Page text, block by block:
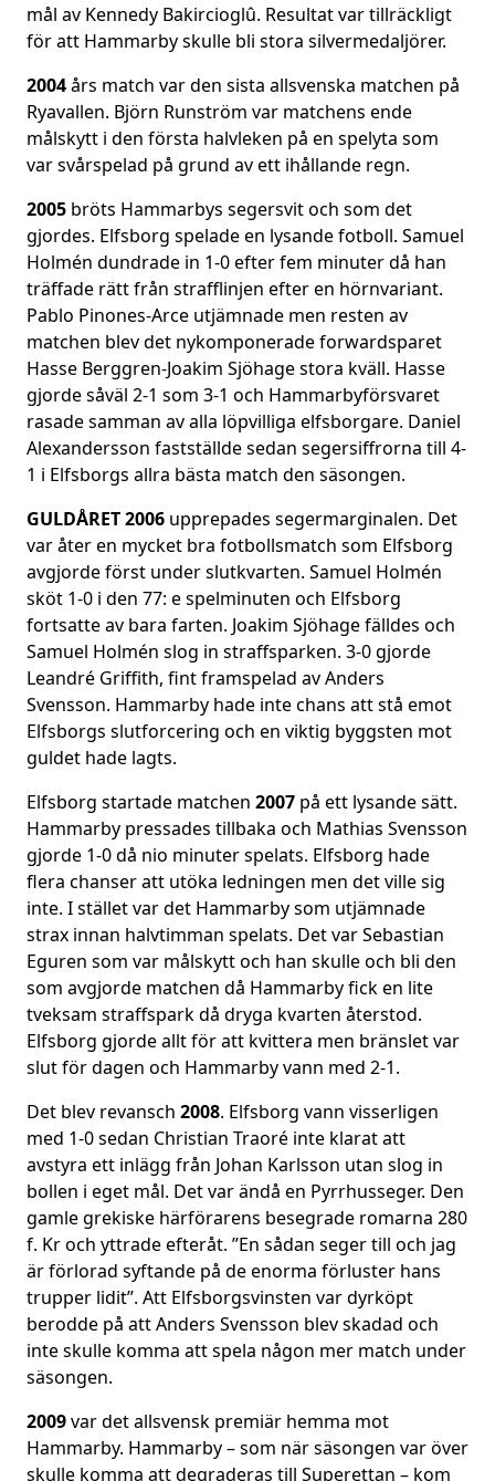
mål av Kennedy Bakircioglû. Resultat var tillräckligt
för att Hammarby skulle bli stora silvermedaljörer.
2004års match var den sista allsvenska matchen på
Ryavallen. Björn Runström var matchens ende
målskytt i den första halvleken på en spelyta som
var svårspelad på grund av ett ihållande regn.
2005 bröts Hammarbys segersvit och som det
gjordes. Elfsborg spelade en lysande fotboll. Samuel
Holmén dundrade in 1-0 efter fem minuter då han
träffade rätt från strafflinjen efter en hörnvariant.
Pablo Pinones-Arce utjämnade men resten av
matchen blev det nykomponerade forwardsparet
Hasse Berggren-Joakim Sjöhage stora kväll. Hasse
gjorde såväl 2-1 som 3-1 och Hammarbyförsvaret
rasade samman av alla löpvilliga elfsborgare. Daniel
Alexandersson fastställde sedan segersiffrorna till 4-
1 i Elfsborgs allra bästa match den säsongen.
GULDÅRET 2006 upprepades segermarginalen. Det
var åter en mycket bra fotbollsmatch som Elfsborg
avgjorde först under slutkvarten. Samuel Holmén
sköt 1-0 i den 77: e spelminuten och Elfsborg
fortsatte av bara farten. Joakim Sjöhage fälldes och
Samuel Holmén slog in straffsparken. 3-0 gjorde
Leandré Griffith, fint framspelad av Anders
Svensson. Hammarby hade inte chans att stå emot
Elfsborgs slutforcering och en viktig byggsten mot
guldet hade lagts.
Elfsborg startade matchen 2007 på ett lysande sätt.
Hammarby pressades tillbaka och Mathias Svensson
gjorde 1-0 då nio minuter spelats. Elfsborg hade
flera chanser att utöka ledningen men det ville sig
inte. I stället var det Hammarby som utjämnade
strax innan halvtimman spelats. Det var Sebastian
Eguren som var målskytt och han skulle och bli den
som avgjorde matchen då Hammarby fick en lite
tveksam straffspark då dryga kvarten återstod.
Elfsborg gjorde allt för att kvittera men bränslet var
slut för dagen och Hammarby vann med 2-1.
Det blev revansch 2008. Elfsborg vann visserligen
med 1-0 sedan Christian Traoré inte klarat att
avstyra ett inlägg från Johan Karlsson utan slog in
bollen i eget mål. Det var ändå en Pyrrhusseger. Den
gamle grekiske härförarens besegrade romarna 280
f. Kr och yttrade efteråt. ”En sådan seger till och jag
är förlorad syftande på de enorma förluster hans
trupper lidit”. Att Elfsborgsvinsten var dyrköpt
berodde på att Anders Svensson blev skadad och
inte skulle komma att spela någon mer match under
säsongen.
2009var det allsvensk premiär hemma mot
Hammarby. Hammarby – som när säsongen var över
skulle komma att degraderas till Superettan – kom